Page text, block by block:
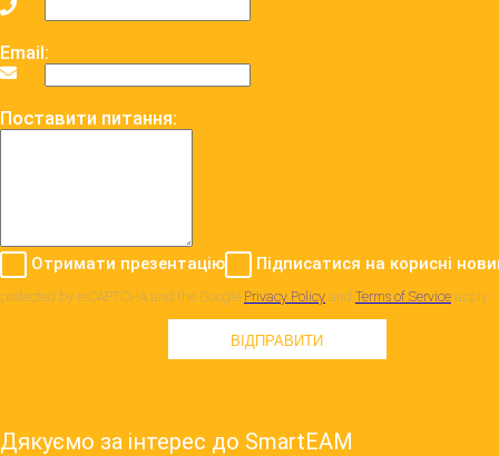
Email:
Поставити питання:
Отримати презентацію Підписатися на корисні
protected by reCAPTCHA and the Google Privacy Policy and Terms of Service apply.
ВІДПРАВИТИ
Дякуємо за інтерес до SmartEAM